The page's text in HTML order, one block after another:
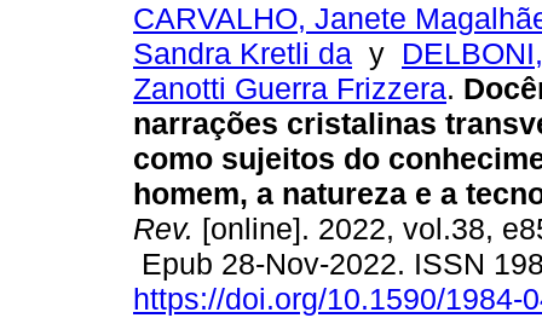
CARVALHO, Janete
Sandra Kretli da y
Zanotti Guerra Frizzera.
narrações cristalinas
como sujeitos do
homem, a natureza e a
Rev. [online]. 2022, vol.38,
Epub 28-Nov-2022. ISSN
https://doi.org/10.1590/1984-